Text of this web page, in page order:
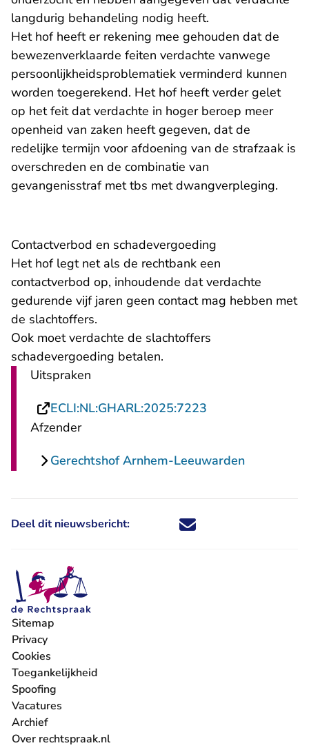
langdurig behandeling nodig heeft.
Het hof heeft er rekening mee gehouden dat de
bewezenverklaarde feiten verdachte vanwege
persoonlijkheidsproblematiek verminderd kunnen
worden toegerekend. Het hof heeft verder gelet
op het feit dat verdachte in hoger beroep meer
openheid van zaken heeft gegeven, dat de
redelijke termijn voor afdoening van de strafzaak is
overschreden en de combinatie van
gevangenisstraf met tbs met dwangverpleging.
Contactverbod en schadevergoeding
Het hof legt net als de rechtbank een
contactverbod op, inhoudende dat verdachte
gedurende vijf jaren geen contact mag hebben met
de slachtoffers.
Ook moet verdachte de slachtoffers
schadevergoeding betalen.
Uitspraken
ECLI:NL:GHARL:2025:7223
Afzender
Gerechtshof Arnhem-Leeuwarden
Deel dit nieuwsbericht: Deel dit nieuwsbericht via X -
Deel dit nieuwsbericht via
Deel dit nieuwsbericht
Deel dit
Sitemap
Privacy
Cookies
Toegankelijkheid
Spoofing
Vacatures
- U verlaat Rechtspraak.nl
Archief
Over rechtspraak.nl